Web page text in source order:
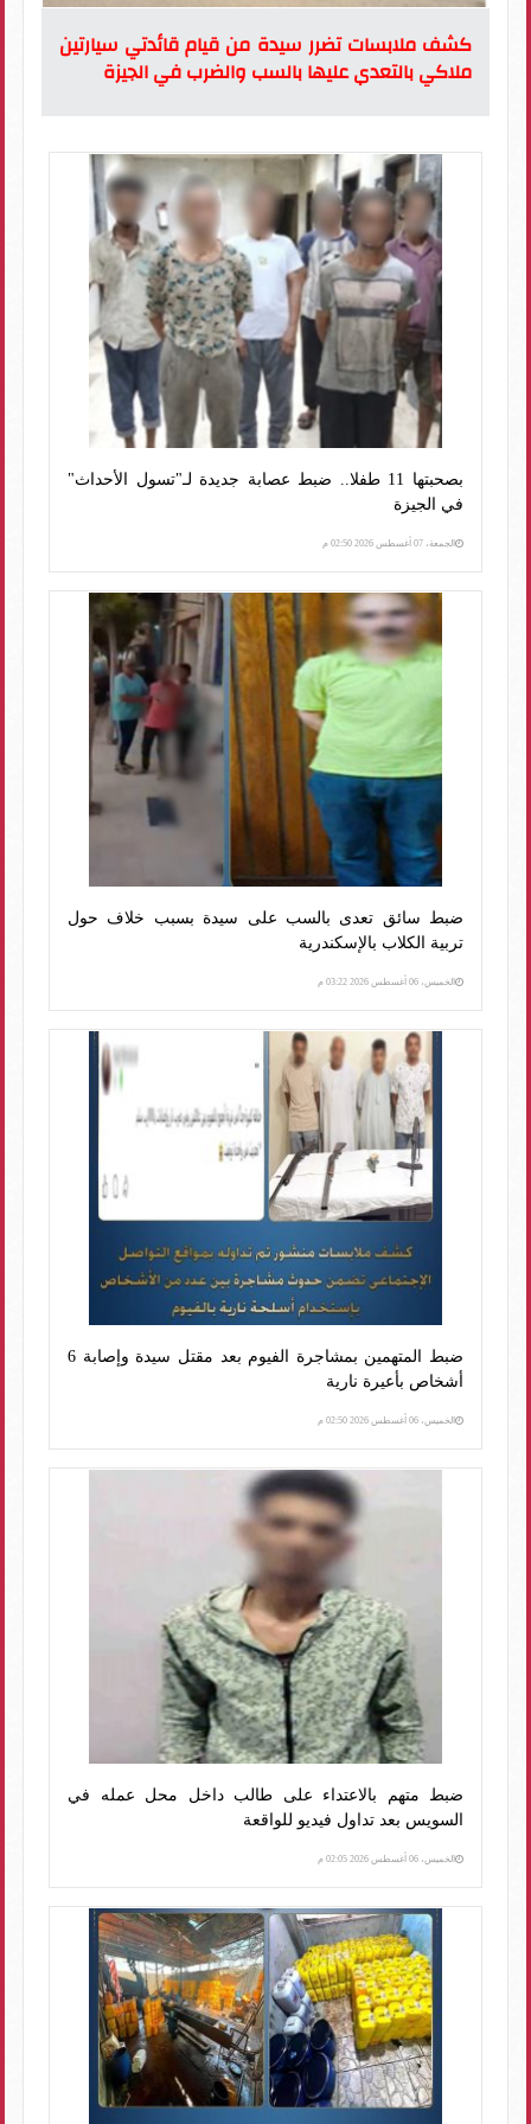
كشف ملابسات تضرر سيدة من قيام قائدتي سيارتين
ملاكي بالتعدي عليها بالسب والضرب في الجيزة
بصحبتها 11 طفلا.. ضبط عصابة جديدة لـ"تسول الأحداث"
في الجيزة
الجمعة، 07 أغسطس 2026 02:50 م
ضبط سائق تعدى بالسب على سيدة بسبب خلاف حول
تربية الكلاب بالإسكندرية
الخميس، 06 أغسطس 2026 03:22 م
ضبط المتهمين بمشاجرة الفيوم بعد مقتل سيدة وإصابة 6
أشخاص بأعيرة نارية
الخميس، 06 أغسطس 2026 02:50 م
ضبط متهم بالاعتداء على طالب داخل محل عمله في
السويس بعد تداول فيديو للواقعة
الخميس، 06 أغسطس 2026 02:05 م